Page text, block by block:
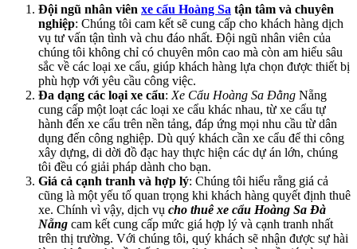
Đội ngũ nhân viên xe cẩu Hoàng Sa tận tâm và chuyên
nghiệp: Chúng tôi cam kết sẽ cung cấp cho khách hàng dịch
vụ tư vấn tận tình và chu đáo nhất. Đội ngũ nhân viên của
chúng tôi không chỉ có chuyên môn cao mà còn am hiểu sâu
sắc về các loại xe cẩu, giúp khách hàng lựa chọn được thiết bị
phù hợp với yêu cầu công việc.
Đa dạng các loại xe cẩu: Xe Cẩu Hoàng Sa Đằng Nẵng
cung cấp một loạt các loại xe cẩu khác nhau, từ xe cẩu tự
hành đến xe cẩu trên nền tảng, đáp ứng mọi nhu cầu từ dân
dụng đến công nghiệp. Dù quý khách cần xe cẩu để thi công
xây dựng, di dời đồ đạc hay thực hiện các dự án lớn, chúng
tôi đều có giải pháp dành cho bạn.
Giá cả cạnh tranh và hợp lý: Chúng tôi hiểu rằng giá cả
cũng là một yếu tố quan trọng khi khách hàng quyết định thuê
xe. Chính vì vậy, dịch vụ cho thuê xe cẩu Hoàng Sa Đà
Nẵng cam kết cung cấp mức giá hợp lý và cạnh tranh nhất
trên thị trường. Với chúng tôi, quý khách sẽ nhận được sự hài